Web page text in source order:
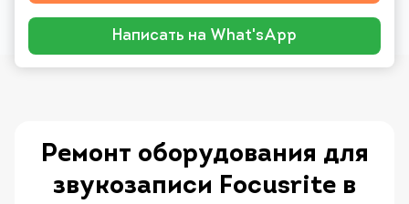
Написать на What'sApp
Ремонт оборудования для
звукозаписи Focusrite в